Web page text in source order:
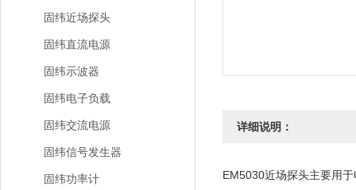
固纬近场探头
固纬直流电源
固纬示波器
固纬电子负载
固纬交流电源
固纬信号发生器
固纬功率计
详细说明：
EM5030近场探头主要用